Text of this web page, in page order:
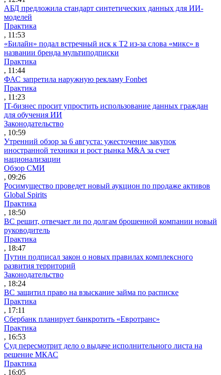
АБД предложила стандарт синтетических данных для ИИ-
моделей
Практика
, 11:53
«Билайн» подал встречный иск к Т2 из-за слова «микс» в
названии бренда мультиподписки
Практика
, 11:44
ФАС запретила наружную рекламу Fonbet
Практика
, 11:23
IT-бизнес просит упростить использование данных граждан
для обучения ИИ
Законодательство
, 10:59
Утренний обзор за 6 августа: ужесточение закупок
иностранной техники и рост рынка M&A за счет
национализации
Обзор СМИ
, 09:26
Росимущество проведет новый аукцион по продаже активов
Global Spirits
Практика
, 18:50
ВС решит, отвечает ли по долгам брошенной компании новый
руководитель
Практика
, 18:47
Путин подписал закон о новых правилах комплексного
развития территорий
Законодательство
, 18:24
ВС защитил право на взыскание займа по расписке
Практика
, 17:11
Сбербанк планирует банкротить «Евротранс»
Практика
, 16:53
Суд пересмотрит дело о выдаче исполнительного листа на
решение МКАС
Практика
, 16:05